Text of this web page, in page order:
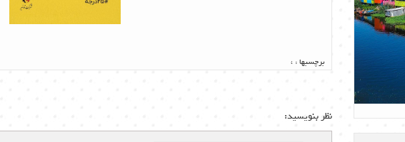
برچسبها : ،
نظر بنویسید: